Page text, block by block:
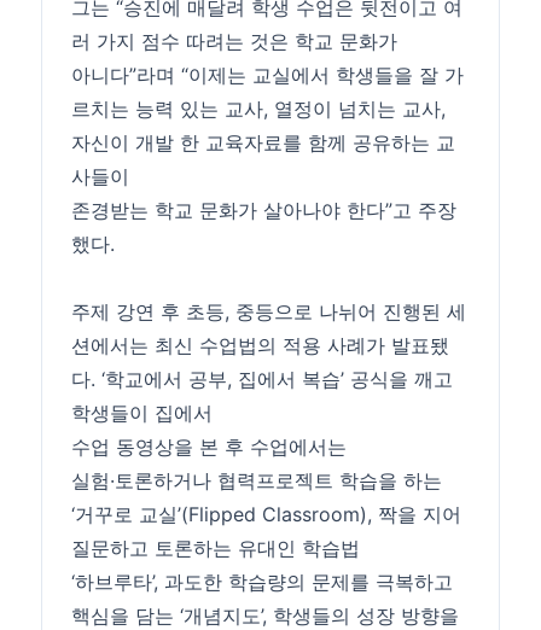
그는 “승진에 매달려 학생 수업은 뒷전이고 여
러 가지 점수 따려는 것은 학교 문화가
아니다”라며 “이제는 교실에서 학생들을 잘 가
르치는 능력 있는 교사, 열정이 넘치는 교사,
자신이 개발 한 교육자료를 함께 공유하는 교
사들이
존경받는 학교 문화가 살아나야 한다”고 주장
했다.
주제 강연 후 초등, 중등으로 나뉘어 진행된 세
션에서는 최신 수업법의 적용 사례가 발표됐
다. ‘학교에서 공부, 집에서 복습’ 공식을 깨고
학생들이 집에서
수업 동영상을 본 후 수업에서는
실험·토론하거나 협력프로젝트 학습을 하는
‘거꾸로 교실’(Flipped Classroom), 짝을 지어
질문하고 토론하는 유대인 학습법
‘하브루타’, 과도한 학습량의 문제를 극복하고
핵심을 담는 ‘개념지도’, 학생들의 성장 방향을